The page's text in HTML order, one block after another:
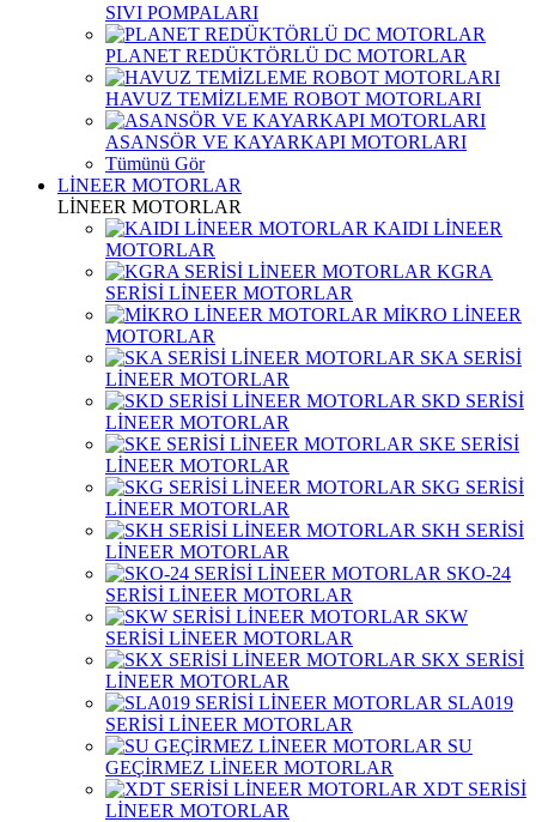
SIVI POMPALARI
PLANET REDÜKTÖRLÜ DC MOTORLAR
HAVUZ TEMİZLEME ROBOT MOTORLARI
ASANSÖR VE KAYARKAPI MOTORLARI
Tümünü Gör
LİNEER MOTORLAR
LİNEER MOTORLAR
KAIDI LİNEER
MOTORLAR
KGRA
SERİSİ LİNEER MOTORLAR
MİKRO LİNEER
MOTORLAR
SKA SERİSİ
LİNEER MOTORLAR
SKD SERİSİ
LİNEER MOTORLAR
SKE SERİSİ
LİNEER MOTORLAR
SKG SERİSİ
LİNEER MOTORLAR
SKH SERİSİ
LİNEER MOTORLAR
SKO-24
SERİSİ LİNEER MOTORLAR
SKW
SERİSİ LİNEER MOTORLAR
SKX SERİSİ
LİNEER MOTORLAR
SLA019
SERİSİ LİNEER MOTORLAR
SU
GEÇİRMEZ LİNEER MOTORLAR
XDT SERİSİ
LİNEER MOTORLAR